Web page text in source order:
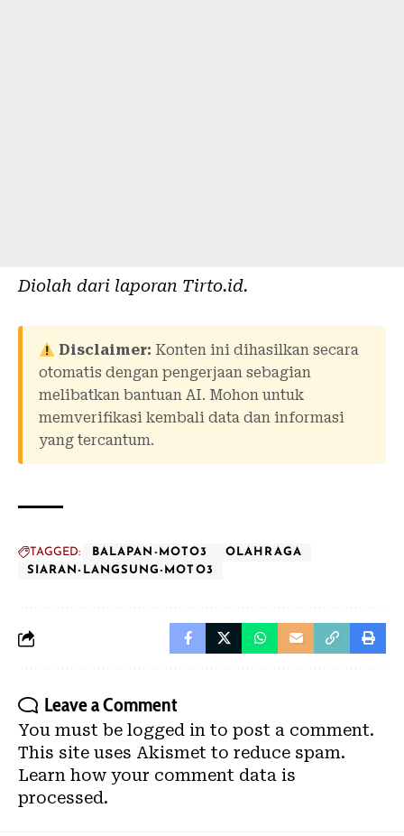
Diolah dari laporan Tirto.id.
Disclaimer: Konten ini dihasilkan secara
otomatis dengan pengerjaan sebagian
melibatkan bantuan AI. Mohon untuk
memverifikasi kembali data dan informasi
yang tercantum.
TAGGED: BALAPAN-MOTO3
OLAHRAGA
SIARAN-LANGSUNG-MOTO3
Leave a Comment
You must be logged in to post a comment.
This site uses Akismet to reduce spam.
Learn how your comment data is
processed.